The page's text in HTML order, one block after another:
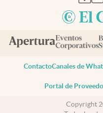
ContactoCanales de
Portal de
Copyright